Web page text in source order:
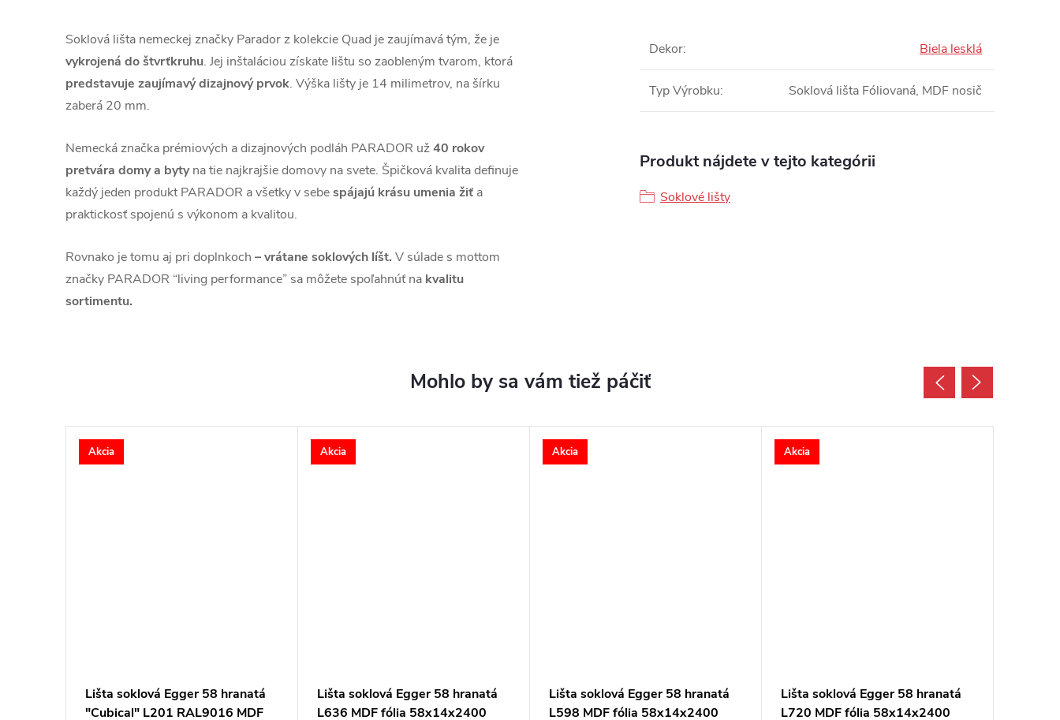
Soklová lišta nemeckej značky Parador z kolekcie Quad je zaujímavá tým, že je
vykrojená do štvrťkruhu. Jej inštaláciou získate lištu so zaobleným tvarom, ktorá
predstavuje zaujímavý dizajnový prvok. Výška lišty je 14 milimetrov, na šírku
zaberá 20 mm.
Nemecká značka prémiových a dizajnových podláh PARADOR už40 rokov
pretvára domy a bytyna tie najkrajšie domovy na svete. Špičková kvalita definuje
každý jeden produkt PARADOR a všetky v sebespájajú krásu umenia žiť a
praktickosť spojenú s výkonom a kvalitou.
Rovnako je tomu aj pri doplnkoch – vrátane soklových líšt. V súlade s mottom
značky PARADOR “living performance” sa môžete spoľahnúť na kvalitu
sortimentu.
Dekor: Biela lesklá
Typ Výrobku: Soklová lišta Fóliovaná, MDF nosič
Produkt nájdete v tejto kategórii
Soklové lišty
Akcia
Lišta soklová Egger 58 hranatá
"Cubical" L201 RAL9016 MDF
Akcia
Lišta soklová Egger 58 hranatá
L636 MDF fólia 58x14x2400
Akcia
Lišta soklová Egger 58 hranatá
L598 MDF fólia 58x14x2400
Akcia
Lišta soklová Egger 58 hranatá
L720 MDF fólia 58x14x2400